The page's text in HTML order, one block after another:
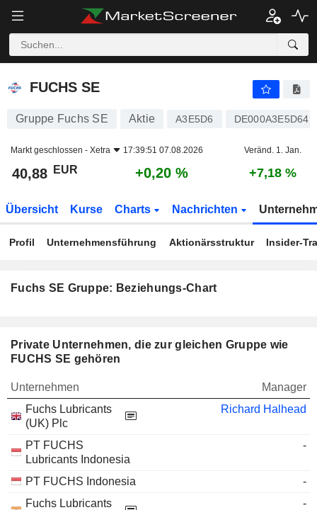
FUCHS SE
FUCHS SE
Gruppe Fuchs SE Aktie A3E5D6 DE000A3E5D64
Markt geschlossen - Xetra 17:39:51 07.08.2026 Veränd. 1. Jan.
40,88 EUR +0,20 % +7,18 %
Übersicht Kurse Charts Nachrichten
Profil Unternehmensführung Aktionärsstruktur Insider-
Fuchs SE Gruppe: Beziehungs-Chart
Private Unternehmen, die zur gleichen Gruppe wie
FUCHS SE gehören
Unternehmen
Manager
Fuchs Lubricants
(UK) Plc
Richard Halhead
PT FUCHS
Lubricants Indonesia
-
PT FUCHS Indonesia
-
Fuchs Lubricants
-